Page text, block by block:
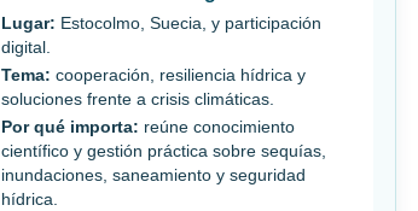
Lugar: Estocolmo, Suecia, y participación
digital.
Tema: cooperación, resiliencia hídrica y
soluciones frente a crisis climáticas.
Por qué importa: reúne conocimiento
científico y gestión práctica sobre sequías,
inundaciones, saneamiento y seguridad
hídrica.